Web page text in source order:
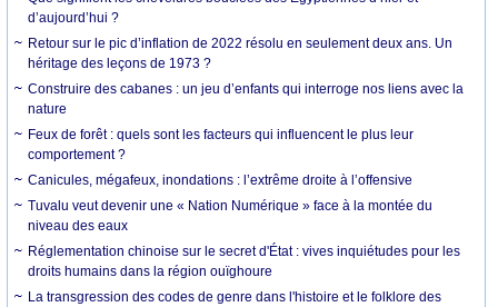
d’aujourd’hui ?
Retour sur le pic d’inflation de 2022 résolu en seulement deux ans. Un
héritage des leçons de 1973 ?
Construire des cabanes : un jeu d’enfants qui interroge nos liens avec la
nature
Feux de forêt : quels sont les facteurs qui influencent le plus leur
comportement ?
Canicules, mégafeux, inondations : l’extrême droite à l’offensive
Tuvalu veut devenir une « Nation Numérique » face à la montée du
niveau des eaux
Réglementation chinoise sur le secret d'État : vives inquiétudes pour les
droits humains dans la région ouïghoure
La transgression des codes de genre dans l'histoire et le folklore des